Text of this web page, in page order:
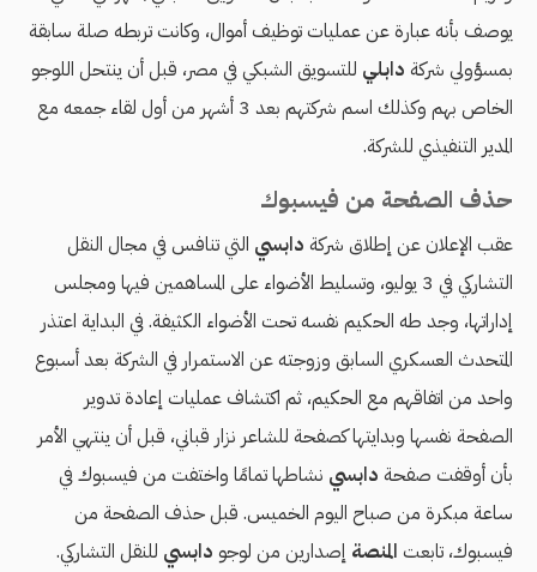
يوصف بأنه عبارة عن عمليات توظيف أموال، وكانت تربطه صلة سابقة
بمسؤولي شركة دابلي للتسويق الشبكي في مصر، قبل أن ينتحل اللوجو
الخاص بهم وكذلك اسم شركتهم بعد 3 أشهر من أول لقاء جمعه مع
المدير التنفيذي للشركة.
حذف الصفحة من فيسبوك
عقب الإعلان عن إطلاق شركة دابسي التي تنافس في مجال النقل
التشاركي في 3 يوليو، وتسليط الأضواء على المساهمين فيها ومجلس
إداراتها، وجد طه الحكيم نفسه تحت الأضواء الكثيفة. في البداية اعتذر
المتحدث العسكري السابق وزوجته عن الاستمرار في الشركة بعد أسبوع
واحد من اتفاقهم مع الحكيم، ثم اكتشاف عمليات إعادة تدوير
الصفحة نفسها وبدايتها كصفحة للشاعر نزار قباني، قبل أن ينتهي الأمر
بأن أوقفت صفحة دابسي نشاطها تمامًا واختفت من فيسبوك في
ساعة مبكرة من صباح اليوم الخميس. قبل حذف الصفحة من
فيسبوك، تابعت المنصة إصدارين من لوجو دابسي للنقل التشاركي.